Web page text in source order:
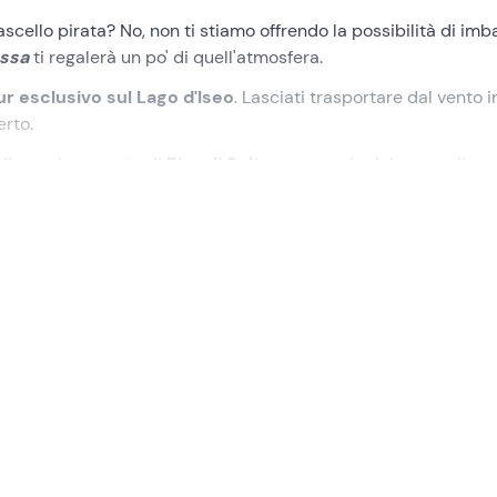
pirata? No, non ti stiamo offrendo la possibilità di
ti regalerà un po' di quell'atmosfera.
esclusivo sul Lago d'Iseo. Lasciati trasportare dal vento
e la cascata di Riva di Solto
, a seconda del punto di
della barca. Non far aspettare il capitan Jack